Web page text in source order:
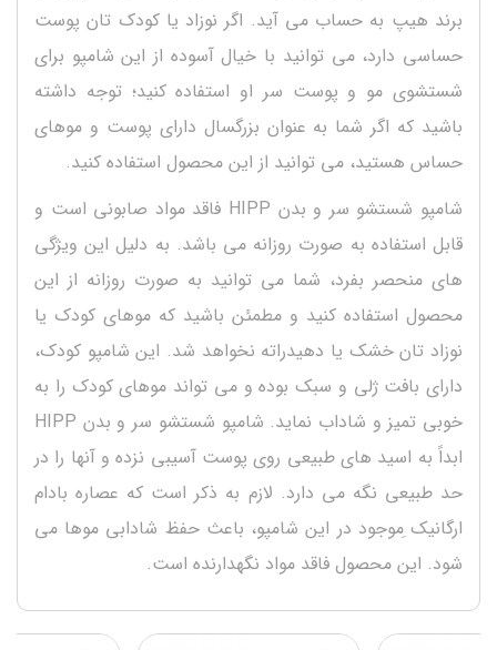
برند هیپ به حساب می آید. اگر نوزاد یا کودک تان پوست
حساسی دارد، می توانید با خیال آسوده از این شامپو برای
شستشوی مو و پوست سر او استفاده کنید؛ توجه داشته
باشید که اگر شما به عنوان بزرگسال دارای پوست و موهای
حساس هستید، می توانید از این محصول استفاده کنید.
شامپو شستشو سر و بدن HIPP فاقد مواد صابونی است و
قابل استفاده به صورت روزانه می باشد. به دلیل این ویژگی
های منحصر بفرد، شما می توانید به صورت روزانه از این
محصول استفاده کنید و مطمئن باشید که موهای کودک یا
نوزاد تان خشک یا دهیدراته نخواهد شد. این شامپو کودک،
دارای بافت ژلی و سبک بوده و می تواند موهای کودک را به
خوبی تمیز و شاداب نماید. شامپو شستشو سر و بدن HIPP
ابداً به اسید های طبیعی روی پوست آسیبی نزده و آنها را در
حد طبیعی نگه می دارد. لازم به ذکر است که عصاره بادام
ارگانیک ِموجود در این شامپو، باعث حفظ شادابی موها می
شود. این محصول فاقد مواد نگهدارنده است.